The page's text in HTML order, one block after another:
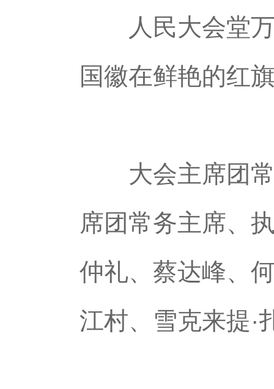
人民大会堂万
国徽在鲜艳的红
大会主席团常
席团常务主席、
仲礼、蔡达峰、
江村、雪克来提·